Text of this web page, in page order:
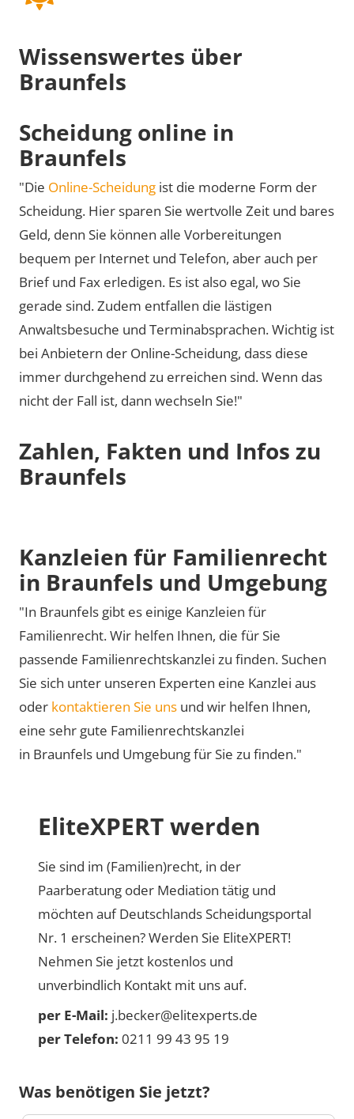
Wissenswertes über
Braunfels
Scheidung online in
Braunfels
"Die Online-Scheidung ist die moderne Form der
Scheidung. Hier sparen Sie wertvolle Zeit und bares
Geld, denn Sie können alle Vorbereitungen
bequem per Internet und Telefon, aber auch per
Brief und Fax erledigen. Es ist also egal, wo Sie
gerade sind. Zudem entfallen die lästigen
Anwaltsbesuche und Terminabsprachen. Wichtig ist
bei Anbietern der Online-Scheidung, dass diese
immer durchgehend zu erreichen sind. Wenn das
nicht der Fall ist, dann wechseln Sie!"
Zahlen, Fakten und Infos zu
Braunfels
Kanzleien für Familienrecht
in Braunfels und Umgebung
"In Braunfels gibt es einige Kanzleien für
Familienrecht. Wir helfen Ihnen, die für Sie
passende Familienrechtskanzlei zu finden. Suchen
Sie sich unter unseren Experten eine Kanzlei aus
oder kontaktieren Sie uns und wir helfen Ihnen,
eine sehr gute Familienrechtskanzlei
in Braunfels und Umgebung für Sie zu finden."
EliteXPERT werden
Sie sind im (Familien)recht, in der
Paarberatung oder Mediation tätig und
möchten auf Deutschlands Scheidungsportal
Nr. 1 erscheinen? Werden Sie EliteXPERT!
Nehmen Sie jetzt kostenlos und
unverbindlich Kontakt mit uns auf.
per E-Mail: j.becker@elitexperts.de
per Telefon: 0211 99 43 95 19
Was benötigen Sie jetzt?